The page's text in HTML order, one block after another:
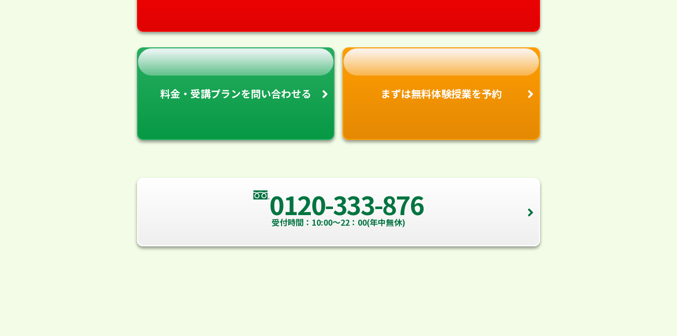
料金・受講プランを問い合わせる まずは無料体験授業を予約
0120-333-876
受付時間：10:00～22：00(年中無休)